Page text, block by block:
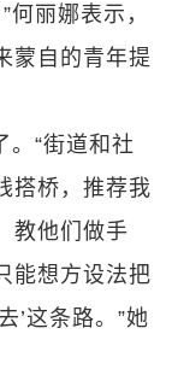
何丽娜表示，
蒙自的青年提
。“街道和社
搭桥，推荐我
教他们做手
能想方设法把
’这条路。”她